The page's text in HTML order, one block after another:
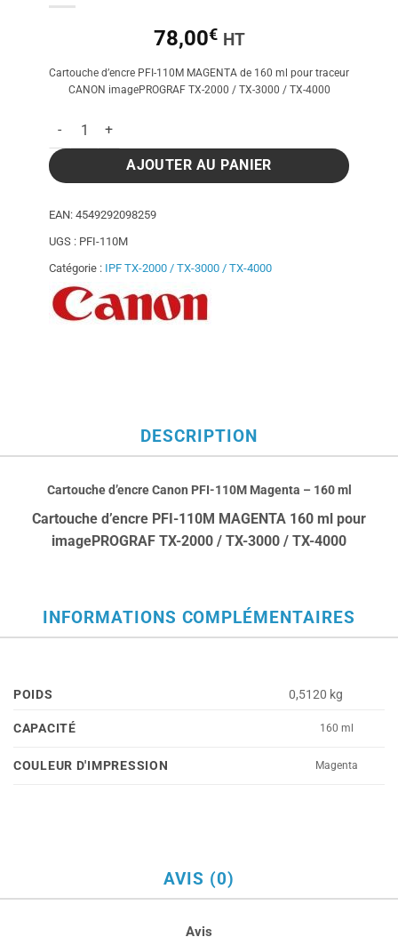
78,00€ HT
Cartouche d’encre PFI-110M MAGENTA de 160 ml pour traceur
CANON imagePROGRAF TX-2000 / TX-3000 / TX-4000
quantité de Cartouche d'encre PFI-110M Magenta - 160 ml
AJOUTER AU PANIER
EAN: 4549292098259
UGS : PFI-110M
Catégorie : IPF TX-2000 / TX-3000 / TX-4000
DESCRIPTION
Cartouche d’encre Canon PFI-110M Magenta – 160 ml
Cartouche d’encre PFI-110M MAGENTA 160 ml pour
imagePROGRAF TX-2000 / TX-3000 / TX-4000
INFORMATIONS COMPLÉMENTAIRES
POIDS 0,5120 kg
CAPACITÉ 160 ml
COULEUR D'IMPRESSION Magenta
AVIS (0)
Avis